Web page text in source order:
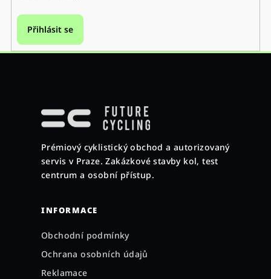
Přihlásit se
Prémiový cyklistický obchod a autorizovaný
servis v Praze. Zakázkové stavby kol, test
centrum a osobní přístup.
INFORMACE
Obchodní podmínky
Ochrana osobních údajů
Reklamace